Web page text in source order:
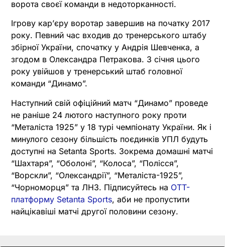
ворота своєї команди в недоторканності.
Ігрову кар’єру воротар завершив на початку 2017
року. Певний час входив до тренерського штабу
збірної України, спочатку у Андрія Шевченка, а
згодом в Олександра Петракова. З січня цього
року увійшов у тренерський штаб головної
команди “Динамо”.
Наступний свій офіційний матч “Динамо” проведе
не раніше 24 лютого наступного року проти
“Металіста 1925” у 18 турі чемпіонату України. Як і
минулого сезону більшість поєдинків УПЛ будуть
доступні на Setanta Sports. Зокрема домашні матчі
“Шахтаря”, “Оболоні”, “Колоса”, “Полісся”,
“Ворскли”, “Олександрії”, “Металіста-1925”,
“Чорноморця” та ЛНЗ. Підписуйтесь на OTT-
платформу Setanta Sports, аби не пропустити
найцікавіші матчі другої половини сезону.